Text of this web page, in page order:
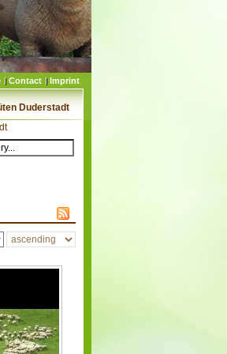
Imprint
Contact
Duderstadt